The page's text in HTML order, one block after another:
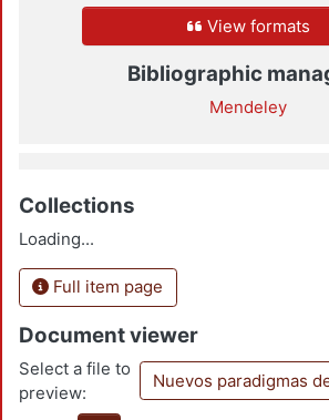
View formats
Bibliographic
Mendeley
Collections
Loading...
Full item page
Document viewer
Select a file to
preview:
Nuevos paradigmas